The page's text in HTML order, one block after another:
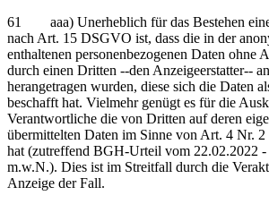
61 aaa) Unerheblich für das Bestehen
nach Art. 15 DSGVO ist, dass die in der
enthaltenen personenbezogenen Daten ohne
durch einen Dritten ‑‑den Anzeigeerstatter‑‑
herangetragen wurden, diese sich die Daten
beschafft hat. Vielmehr genügt es für die
Verantwortliche die von Dritten auf deren
übermittelten Daten im Sinne von Art. 4 Nr.
hat (zutreffend BGH-Urteil vom 22.02.2022
m.w.N.). Dies ist im Streitfall durch die
Anzeige der Fall.